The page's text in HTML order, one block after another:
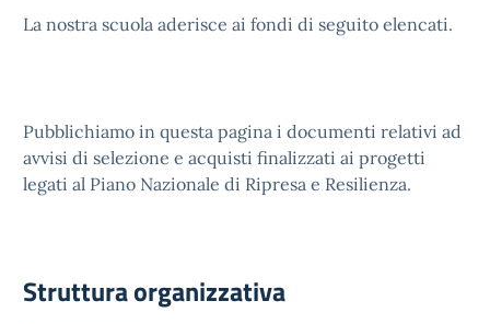
La nostra scuola aderisce ai fondi di seguito elencati.
Pubblichiamo in questa pagina i documenti relativi ad
avvisi di selezione e acquisti finalizzati ai progetti
legati al Piano Nazionale di Ripresa e Resilienza.
Struttura organizzativa